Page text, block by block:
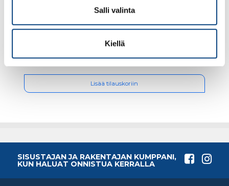
Salli valinta
Kiellä
Hiekoitusastia Inora 150L, musta
94.74€ /kpl(alv. 0%)
Lisää tilauskoriin
SISUSTAJAN JA RAKENTAJAN KUMPPANI,
KUN HALUAT ONNISTUA KERRALLA